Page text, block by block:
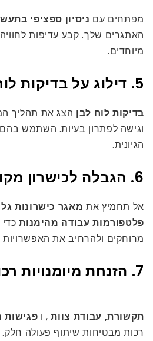
מפתחים עם ניסיון ספציפי
האתגרים שלך. קבע עדיפות לחוויה
מיוחדים.
5. דילוג על בדיקות לוח לבן
בדיקות לוח לבן הצג את תהליך
וגישה לפתרון בעיות. השתמש
הגיונית.
6. הגבלה לכישרון מקומי
אל תחמיץ את מאגר כישרונות
פלטפורמות עבודה מהימנות
מרוחקים ולהרחיב את
7. הזנחת מיומנויות רכות
תקשורת, עבודת צוות, ו פגישות
רכות מבטיחות שיתוף פעולה חלק.